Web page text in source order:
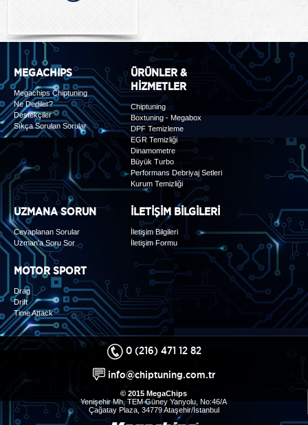
MEGACHIPS
Megachips Chiptuning
Ne Dediler?
Destekçiler
Sıkça Sorulan Sorular
ÜRÜNLER &
HİZMETLER
Chiptuning
Boxtuning - Megabox
DPF Temizleme
EGR Temizliği
Dinamometre
Büyük Turbo
Performans Debriyaj Setleri
Kurum Temizliği
UZMANA SORUN
Cevaplanan Sorular
Uzman'a Soru Sor
İLETİŞİM BİLGİLERİ
İletişim Bilgileri
İletişim Formu
MOTOR SPORT
Drag
Drift
Time Attack
0 (216) 471 12 82
info@chiptuning.com.tr
© 2015 MegaChips
Yenişehir Mh, TEM Güney Yanyolu, No:46/A
Çağatay Plaza, 34779 Ataşehir/İstanbul